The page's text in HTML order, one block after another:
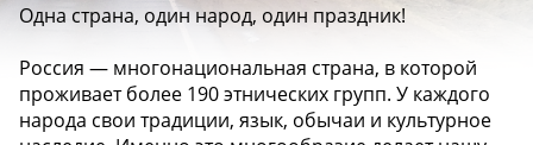
Одна страна, один народ, один праздник!
Россия — многонациональная страна, в которой
проживает более 190 этнических групп. У каждого
народа свои традиции, язык, обычаи и культурное